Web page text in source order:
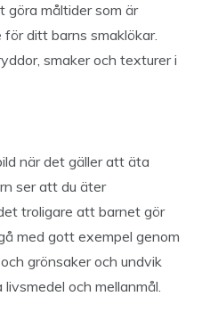
göra måltider som är
ditt barns smaklökar.
smaker och texturer i
när det gäller att äta
ser att du äter
troligare att barnet gör
med gott exempel genom
grönsaker och undvik
och mellanmål.